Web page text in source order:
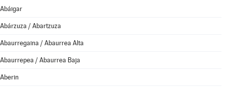
Abáigar
Abárzuza / Abartzuza
Abaurregaina / Abaurrea Alta
Abaurrepea / Abaurrea Baja
Aberin